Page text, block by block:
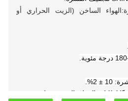
:الهواء الساخن (الزيت الحراري أو
2%.
لطلبات العملاء الفردية (خاصة